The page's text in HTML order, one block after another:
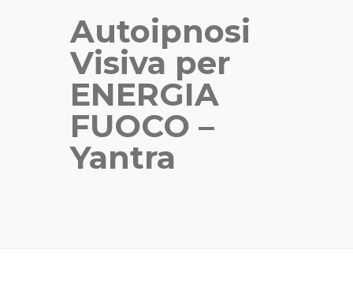
Autoipnosi
Visiva per
ENERGIA
FUOCO –
Yantra